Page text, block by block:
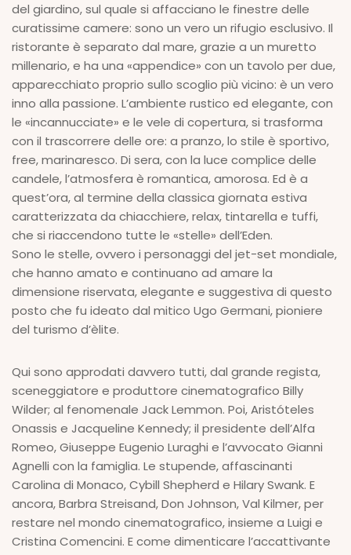
del giardino, sul quale si affacciano le finestre delle
curatissime camere: sono un vero un rifugio esclusivo. Il
ristorante è separato dal mare, grazie a un muretto
millenario, e ha una «appendice» con un tavolo per due,
apparecchiato proprio sullo scoglio più vicino: è un vero
inno alla passione. L’ambiente rustico ed elegante, con
le «incannucciate» e le vele di copertura, si trasforma
con il trascorrere delle ore: a pranzo, lo stile è sportivo,
free, marinaresco. Di sera, con la luce complice delle
candele, l’atmosfera è romantica, amorosa. Ed è a
quest’ora, al termine della classica giornata estiva
caratterizzata da chiacchiere, relax, tintarella e tuffi,
che si riaccendono tutte le «stelle» dell’Eden.
Sono le stelle, ovvero i personaggi del jet-set mondiale,
che hanno amato e continuano ad amare la
dimensione riservata, elegante e suggestiva di questo
posto che fu ideato dal mitico Ugo Germani, pioniere
del turismo d’èlite.
Qui sono approdati davvero tutti, dal grande regista,
sceneggiatore e produttore cinematografico Billy
Wilder; al fenomenale Jack Lemmon. Poi, Aristóteles
Onassis e Jacqueline Kennedy; il presidente dell’Alfa
Romeo, Giuseppe Eugenio Luraghi e l’avvocato Gianni
Agnelli con la famiglia. Le stupende, affascinanti
Carolina di Monaco, Cybill Shepherd e Hilary Swank. E
ancora, Barbra Streisand, Don Johnson, Val Kilmer, per
restare nel mondo cinematografico, insieme a Luigi e
Cristina Comencini. E come dimenticare l’accattivante